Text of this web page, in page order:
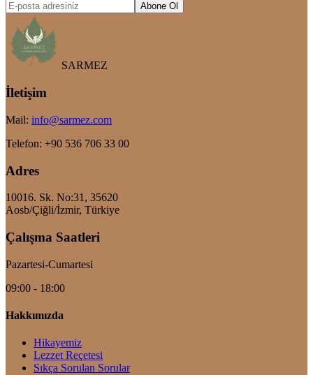
Abone Ol
SARMEZ
İletişim
Mail: info@sarmez.com
Telefon: +90 536 706 33 00
Adres
10016. Sk. No:31, 35620
Aosb/Çiğli/İzmir, Türkiye
Çalışma Saatleri
Pazartesi-Cumartesi
09:00 - 18:00
Hakkımızda
Hikayemiz
Lezzet Reçetesi
Sıkça Sorulan Sorular